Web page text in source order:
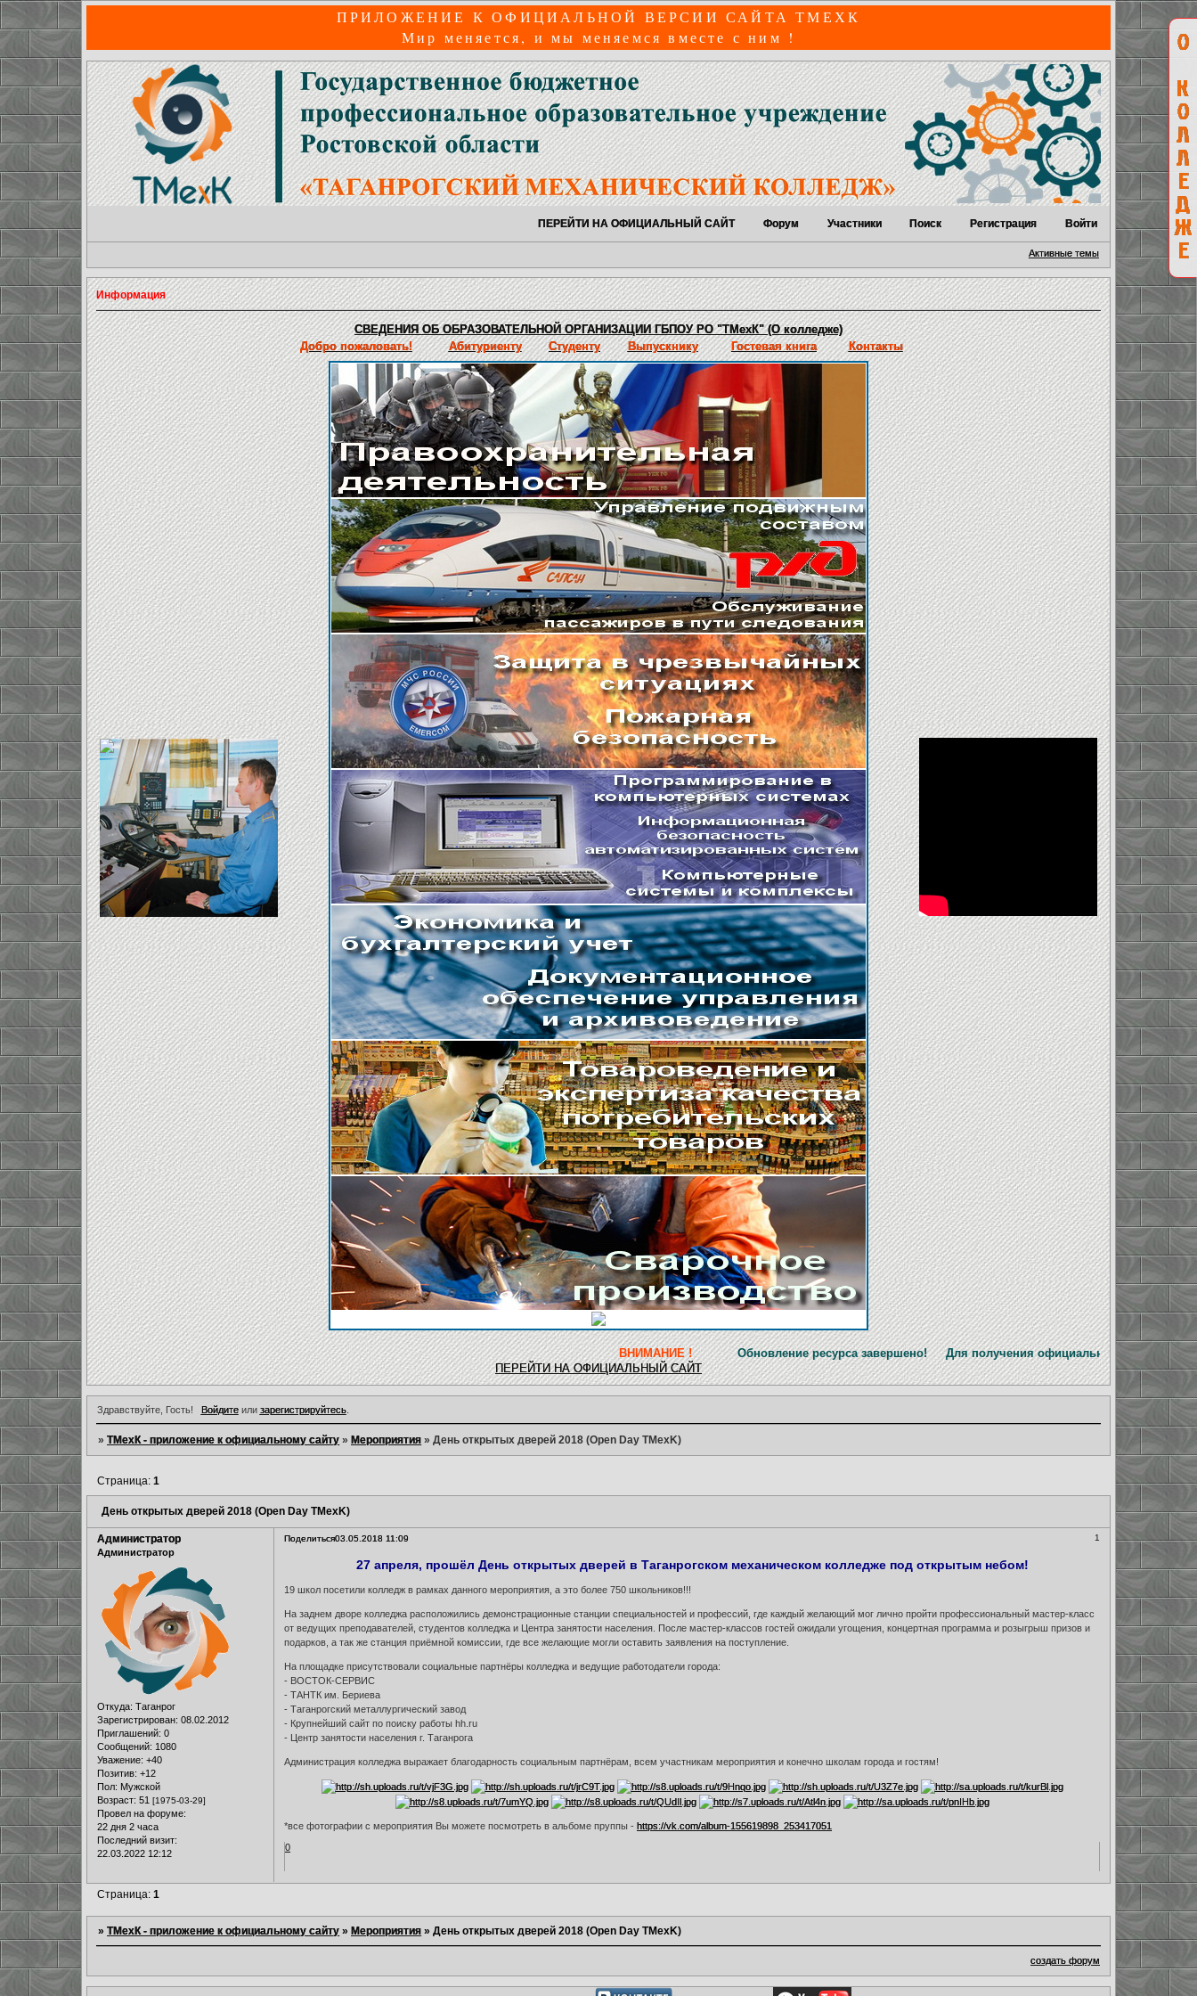
ПРИЛОЖЕНИЕ К ОФИЦИАЛЬНОЙ ВЕРСИИ САЙТА ТМЕХК
Мир меняется, и мы меняемся вместе с ним !
ПЕРЕЙТИ НА ОФИЦИАЛЬНЫЙ САЙТ Форум Участники Поиск Регистрация Войти
Активные темы
Информация
СВЕДЕНИЯ ОБ ОБРАЗОВАТЕЛЬНОЙ ОРГАНИЗАЦИИ ГБПОУ РО "ТМехК" (О колледже)
Добро пожаловать!
Абитуриенту Студенту Выпускнику Гостевая книга Контакты
ВНИМАНИЕ !Обновление ресурса завершено! Для получения официальной информации
ПЕРЕЙТИ НА ОФИЦИАЛЬНЫЙ САЙТ
Здравствуйте, Гость! Войдитеили зарегистрируйтесь.
»ТМехК - приложение к официальному сайту » Мероприятия »День открытых дверей 2018 (Open Day TMexK)
День открытых дверей 2018 (Open Day TMexK)
Страница:1
Поделиться 1
03.05.2018 11:09
Администратор
Администратор
Откуда: Таганрог
Зарегистрирован: 08.02.2012
Приглашений: 0
Сообщений: 1080
Уважение: +40
Позитив: +12
Пол: Мужской
Возраст: 51 [1975-03-29]
Провел на форуме:
22 дня 2 часа
Последний визит:
22.03.2022 12:12
27 апреля, прошёл День открытых дверей в Таганрогском механическом колледже под открытым небом!
19 школ посетили колледж в рамках данного мероприятия, а это более 750 школьников!!!
На заднем дворе колледжа расположились демонстрационные станции специальностей и профессий, где каждый желающий мог лично пройти профессиональный мастер-класс
от ведущих преподавателей, студентов колледжа и Центра занятости населения. После мастер-классов гостей ожидали угощения, концертная программа и розыгрыш призов и
подарков, а так же станция приёмной комиссии, где все желающие могли оставить заявления на поступление.
На площадке присутствовали социальные партнёры колледжа и ведущие работодатели города:
- ВОСТОК-СЕРВИС
- ТАНТК им. Бериева
- Таганрогский металлургический завод
- Крупнейший сайт по поиску работы hh.ru
- Центр занятости населения г. Таганрога
Администрация колледжа выражает благодарность социальным партнёрам, всем участникам мероприятия и конечно школам города и гостям!
*все фотографии с мероприятия Вы можете посмотреть в альбоме пруппы -https://vk.com/album-155619898_253417051
0
Страница:1
»ТМехК - приложение к официальному сайту » Мероприятия »День открытых дверей 2018 (Open Day TMexK)
создать форум